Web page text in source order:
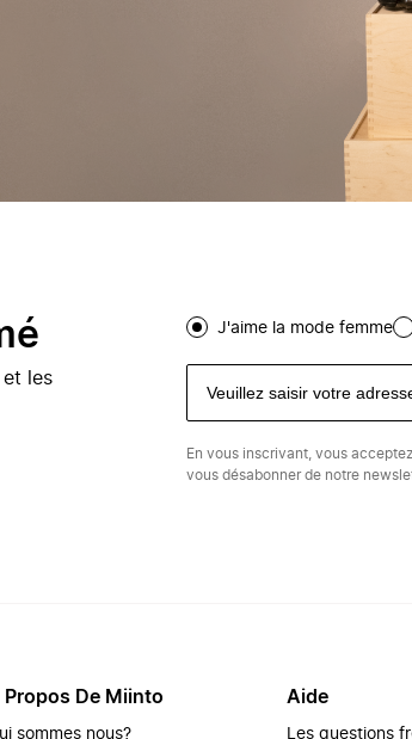
les
J'aime la mode femme
En vous inscrivant, vous
vous désabonner de notre
Propos De Miinto
sommes nous?
Aide
Les questions